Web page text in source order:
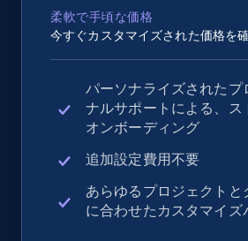
more.
Home Depot US
URL, Domain, Country code,
Sku, Product id, Product name,
and more.
柔軟で手頃な価格
今すぐカスタマイズされた価格を確
パーソナライズされたプ
ナルサポートによる、ス
オンボーディング
追加設定費用不要
あらゆるプロジェクトと
に合わせたカスタマイズ